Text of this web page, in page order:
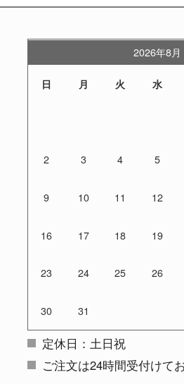
2026年8月
日 月 火 水
2 3 4 5
9 10 11 12
16 17 18 19
23 24 25 26
30 31
定休日：土日祝
ご注文は24時間受付けて